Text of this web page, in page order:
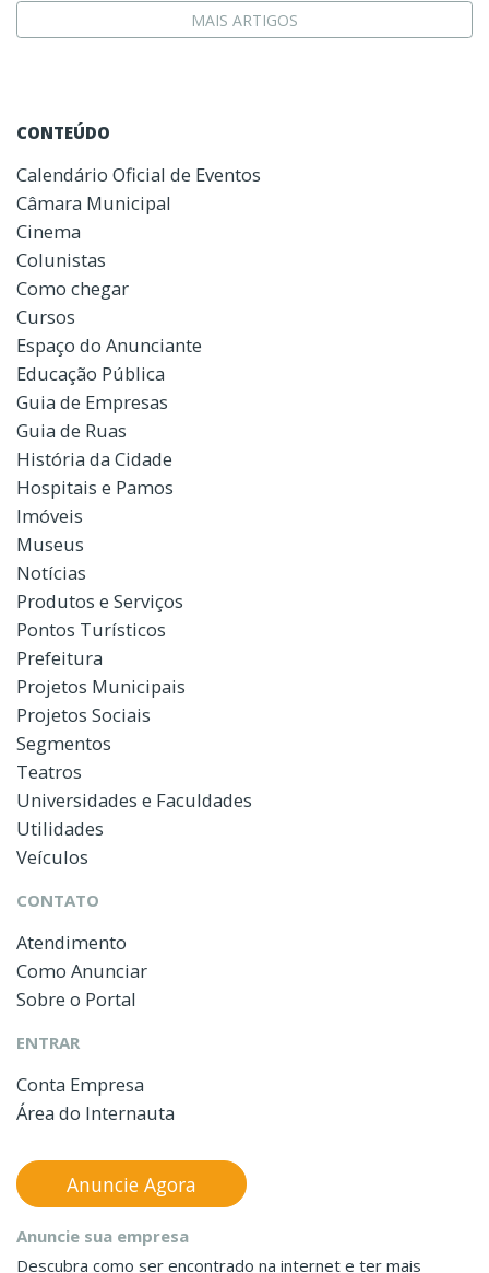
MAIS ARTIGOS
CONTEÚDO
Calendário Oficial de Eventos
Câmara Municipal
Cinema
Colunistas
Como chegar
Cursos
Espaço do Anunciante
Educação Pública
Guia de Empresas
Guia de Ruas
História da Cidade
Hospitais e Pamos
Imóveis
Museus
Notícias
Produtos e Serviços
Pontos Turísticos
Prefeitura
Projetos Municipais
Projetos Sociais
Segmentos
Teatros
Universidades e Faculdades
Utilidades
Veículos
CONTATO
Atendimento
Como Anunciar
Sobre o Portal
ENTRAR
Conta Empresa
Área do Internauta
Anuncie sua empresa
Descubra como ser encontrado na internet e ter mais
Anuncie Agora